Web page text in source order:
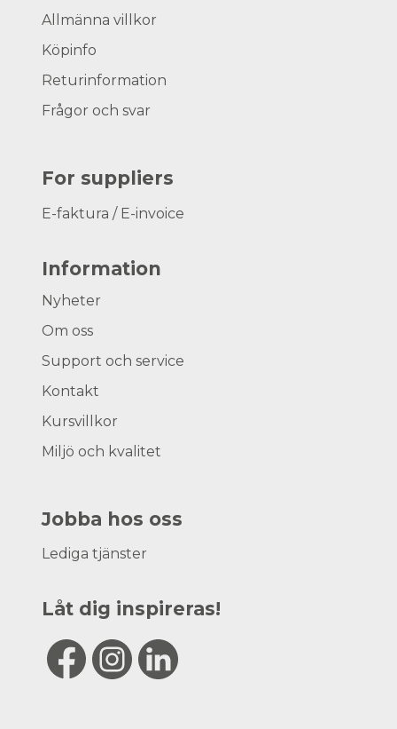
Allmänna villkor
Köpinfo
Returinformation
Frågor och svar
For suppliers
E-faktura / E-invoice
Information
Nyheter
Om oss
Support och service
Kontakt
Kursvillkor
Miljö och kvalitet
Jobba hos oss
Lediga tjänster
Låt dig inspireras!